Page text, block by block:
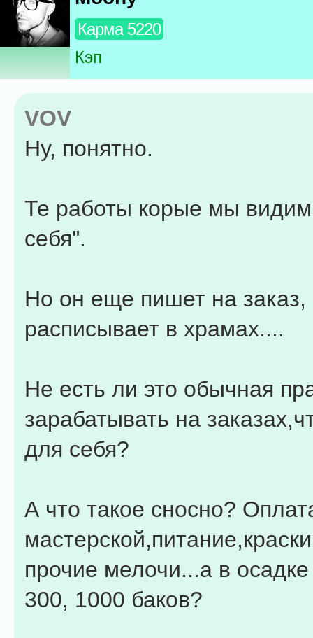
Карма 5220
Кэп
VOV
Ну, понятно.
Те работы корые мы видим
себя".
Но он еще пишет на заказ,
расписывает в храмах....
Не есть ли это обычная
зарабатывать на
для себя?
А что такое сносно?
прочие мелочи...а в
300, 1000 баков?